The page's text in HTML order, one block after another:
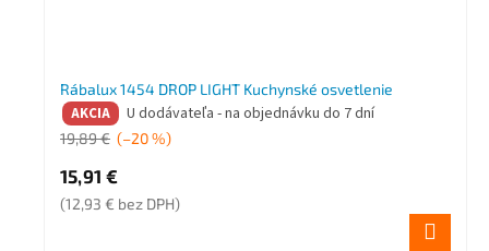
Rábalux 1454 DROP LIGHT Kuchynské osvetlenie
AKCIA U dodávateľa - na objednávku do 7 dní
19,89 € (–20 %)
15,91 €
(12,93 € bez DPH)